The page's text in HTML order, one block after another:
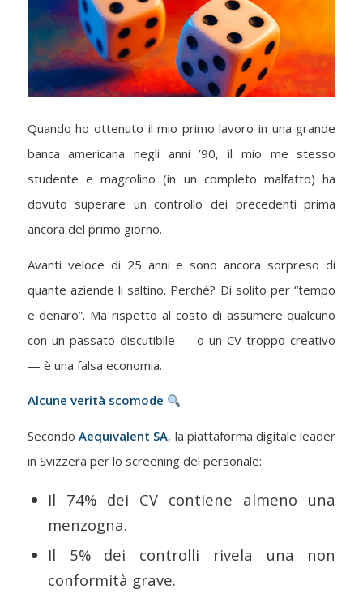
Quando ho ottenuto il mio primo lavoro in una grande
banca americana negli anni ’90, il mio me stesso
studente e magrolino (in un completo malfatto) ha
dovuto superare un controllo dei precedenti prima
ancora del primo giorno.
Avanti veloce di 25 anni e sono ancora sorpreso di
quante aziende li saltino. Perché? Di solito per “tempo
e denaro”. Ma rispetto al costo di assumere qualcuno
con un passato discutibile — o un CV troppo creativo
— è una falsa economia.
Alcune verità scomode
Secondo Aequivalent SA, la piattaforma digitale leader
in Svizzera per lo screening del personale:
Il 74% dei CV contiene almeno una
menzogna.
Il 5% dei controlli rivela una non
conformità grave.